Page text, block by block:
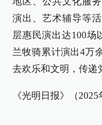
演出、艺术辅导等
层惠民演出达100场
兰牧骑累计演出4万
去欢乐和文明，传递
《光明日报》（2025